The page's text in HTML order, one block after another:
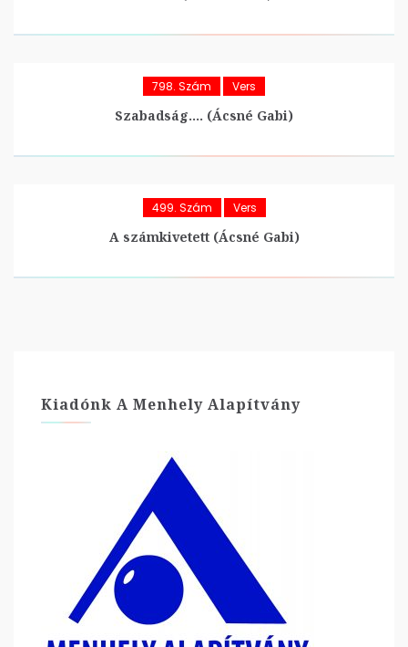
798. Szám Vers
Szabadság…. (Ácsné Gabi)
499. Szám Vers
A számkivetett (Ácsné Gabi)
Kiadónk A Menhely Alapítvány